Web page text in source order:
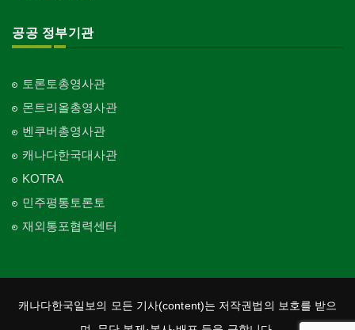
공공 정부기관
토론토총영사관
몬트리올총영사관
벤쿠버총영사관
캐나다한국대사관
KOTRA
민주평통토론토
재외통포협력센터
캐나다한국일보의 모든 기사(content)는 저작권법의 보호를 받으